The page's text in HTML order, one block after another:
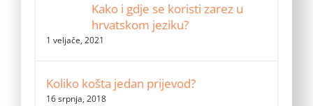
Kako i gdje se koristi zarez u
hrvatskom jeziku?
1 veljače, 2021
Koliko košta jedan prijevod?
16 srpnja, 2018